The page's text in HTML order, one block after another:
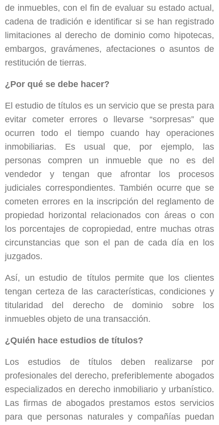
de inmuebles, con el fin de evaluar su estado actual,
cadena de tradición e identificar si se han registrado
limitaciones al derecho de dominio como hipotecas,
embargos, gravámenes, afectaciones o asuntos de
restitución de tierras.
¿Por qué se debe hacer?
El estudio de títulos es un servicio que se presta para
evitar cometer errores o llevarse “sorpresas” que
ocurren todo el tiempo cuando hay operaciones
inmobiliarias. Es usual que, por ejemplo, las
personas compren un inmueble que no es del
vendedor y tengan que afrontar los procesos
judiciales correspondientes. También ocurre que se
cometen errores en la inscripción del reglamento de
propiedad horizontal relacionados con áreas o con
los porcentajes de copropiedad, entre muchas otras
circunstancias que son el pan de cada día en los
juzgados.
Así, un estudio de títulos permite que los clientes
tengan certeza de las características, condiciones y
titularidad del derecho de dominio sobre los
inmuebles objeto de una transacción.
¿Quién hace estudios de títulos?
Los estudios de títulos deben realizarse por
profesionales del derecho, preferiblemente abogados
especializados en derecho inmobiliario y urbanístico.
Las firmas de abogados prestamos estos servicios
para que personas naturales y compañías puedan